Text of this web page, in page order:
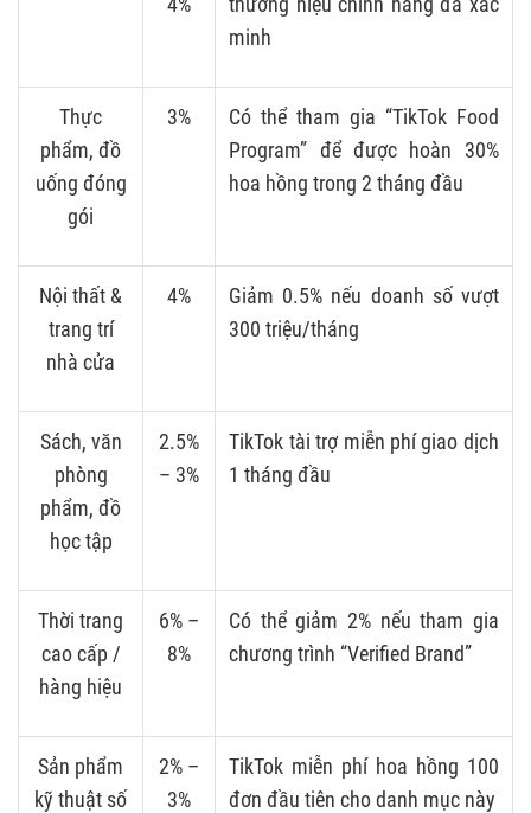
minh
Thực
phẩm, đồ
uống đóng
gói
3%
Có thể tham gia “TikTok Food
Program” để được hoàn 30%
hoa hồng trong 2 tháng đầu
Nội thất &
trang trí
nhà cửa
4%
Giảm 0.5% nếu doanh số vượt
300 triệu/tháng
Sách, văn
phòng
phẩm, đồ
học tập
2.5%
– 3%
TikTok tài trợ miễn phí giao dịch
1 tháng đầu
Thời trang
cao cấp /
hàng hiệu
6% –
8%
Có thể giảm 2% nếu tham gia
chương trình “Verified Brand”
Sản phẩm
kỹ thuật số
2% –
3%
TikTok miễn phí hoa hồng 100
đơn đầu tiên cho danh mục này